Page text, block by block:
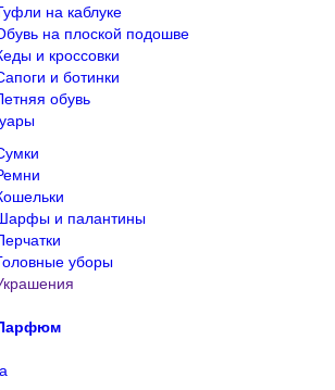
на каблуке
на плоской подошве
и кроссовки
и ботинки
обувь
и палантины
уборы